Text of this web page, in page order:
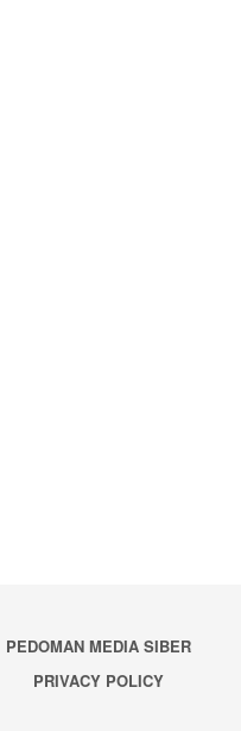
PEDOMAN MEDIA SIBER
PRIVACY POLICY